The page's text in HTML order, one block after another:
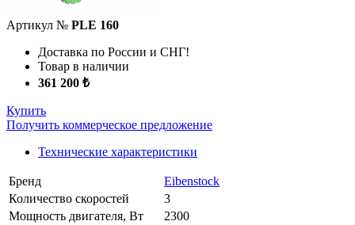
Артикул № PLE 160
Доставка по России и СНГ!
Товар в наличии
361 200 ₺
Купить
Получить коммерческое предложение
Технические характеристики
Бренд
Eibenstock
Количество скоростей
3
Мощность двигателя, Вт
2300